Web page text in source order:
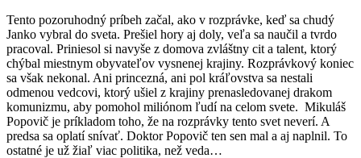
Tento pozoruhodný príbeh začal, ako v rozprávke, keď sa chudý
Janko vybral do sveta. Prešiel hory aj doly, veľa sa naučil a tvrdo
pracoval. Priniesol si navyše z domova zvláštny cit a talent, ktorý
chýbal miestnym obyvateľov vysnenej krajiny. Rozprávkový koniec
sa však nekonal. Ani princezná, ani pol kráľovstva sa nestali
odmenou vedcovi, ktorý ušiel z krajiny prenasledovanej drakom
komunizmu, aby pomohol miliónom ľudí na celom svete. Mikuláš
Popovič je príkladom toho, že na rozprávky tento svet neverí. A
predsa sa oplatí snívať. Doktor Popovič ten sen mal a aj naplnil. To
ostatné je už žiaľ viac politika, než veda…